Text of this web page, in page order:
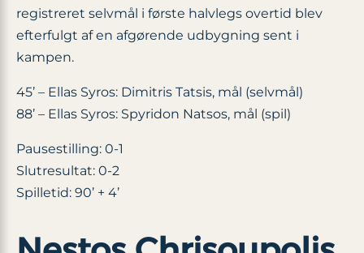
registreret selvmål i første halvlegs overtid blev
efterfulgt af en afgørende udbygning sent i
kampen.
45’ – Ellas Syros: Dimitris Tatsis, mål (selvmål)
88’ – Ellas Syros: Spyridon Natsos, mål (spil)
Pausestilling: 0-1
Slutresultat: 0-2
Spilletid: 90’ + 4’